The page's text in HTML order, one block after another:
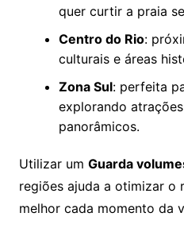
quer curtir a praia
Centro do Rio:
culturais e áreas
Zona Sul: perfeita
explorando
panorâmicos.
Utilizar um Guarda
regiões ajuda a otimizar o
melhor cada momento da